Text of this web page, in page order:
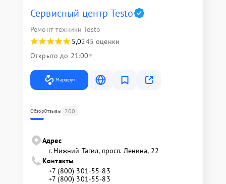
Сервисный центр Testo
Ремонт техники Testo
5,0245 оценки
Открыто до 21:00
Маршрут
ОбзорОтзывы 200
Адрес
г. Нижний Тагил, просп. Ленина, 22
Контакты
+7 (800) 301-55-83
+7 (800) 301-55-83